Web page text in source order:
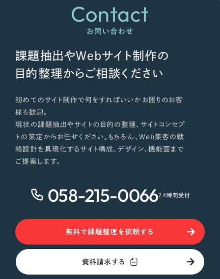
Contact
お問い合わせ
課題抽出やWebサイト制作の
目的整理からご相談ください
初めてのサイト制作で何をすればいいかお困りのお客
様も歓迎。
現状の課題抽出やサイトの目的の整理、サイトコンセプ
トの策定からお任せください。もちろん、Web集客の戦
略設計を具現化するサイト構成、デザイン、機能面まで
ご提案します。
058-215-006624時間受付
無料で課題整理を依頼する
資料請求する